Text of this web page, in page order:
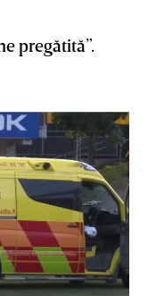
pregătită”.